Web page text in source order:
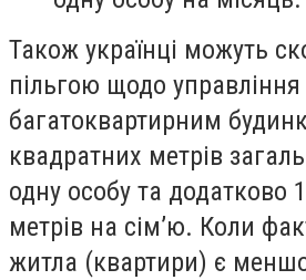
Також українці можуть
пільгою щодо управління
багатоквартирним
квадратних метрів
одну особу та додатково
метрів на сім’ю. Коли
житла (квартири) є